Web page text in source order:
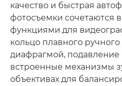
качество и быстрая
фотосъемки сочетаются
функциями для
кольцо плавного
диафрагмой, подавление
встроенные механизмы
объективах для